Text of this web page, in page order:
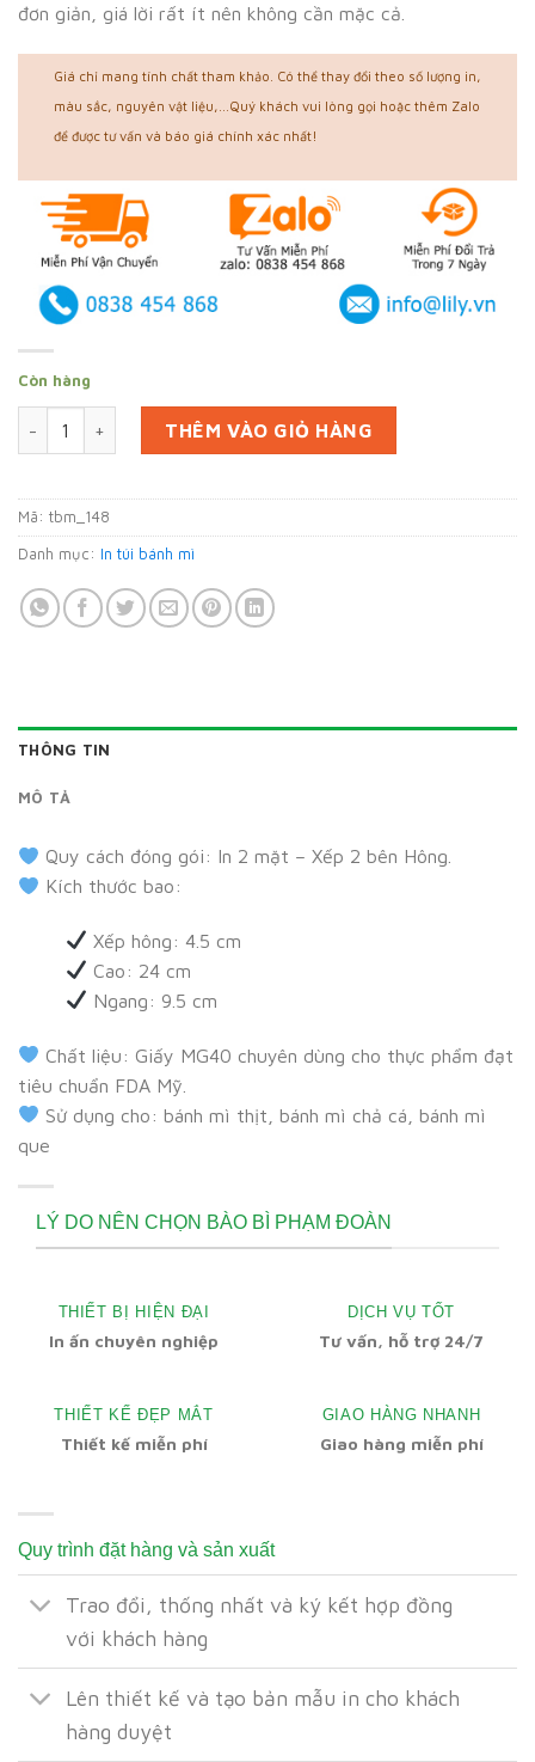
đơn giản, giá lời rất ít nên không cần mặc cả.
Giá chỉ mang tính chất tham khảo. Có thể thay đổi theo số lượng in,
màu sắc, nguyên vật liệu,...Quý khách vui lòng gọi hoặc thêm Zalo
để được tư vấn và báo giá chính xác nhất!
Còn hàng
In 20000 bao gói bánh mì ở Hậu Giang (mã tbm_148) giấy
THÊM VÀO GIỎ HÀNG
Mã: tbm_148
Danh mục: In túi bánh mì
THÔNG TIN
MÔ TẢ
Quy cách đóng gói: In 2 mặt – Xếp 2 bên Hông.
Kích thước bao:
Xếp hông: 4.5 cm
Cao: 24 cm
Ngang: 9.5 cm
Chất liệu: Giấy MG40 chuyên dùng cho thực phẩm đạt
tiêu chuẩn FDA Mỹ.
Sử dụng cho: bánh mì thịt, bánh mì chả cá, bánh mì
que
LÝ DO NÊN CHỌN BÀO BÌ PHẠM ĐOÀN
THIẾT BỊ HIỆN ĐẠI
In ấn chuyên nghiệp
DỊCH VỤ TỐT
Tư vấn, hỗ trợ 24/7
THIẾT KẾ ĐẸP MẮT
Thiết kế miễn phí
GIAO HÀNG NHANH
Giao hàng miễn phí
Quy trình đặt hàng và sản xuất
Trao đổi, thống nhất và ký kết hợp đồng
với khách hàng
Lên thiết kế và tạo bản mẫu in cho khách
hàng duyệt